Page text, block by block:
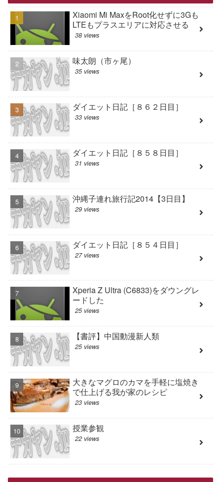
Xiaomi Mi MaxをRoot化せずに3Gも
LTEもプラスエリアに対応させる
38 views
味太朗（市ヶ尾）
35 views
ダイエット日記［８６２日目］
33 views
ダイエット日記［８５８日目］
31 views
沖縄子連れ旅行記2014【3日目】
29 views
ダイエット日記［８５４日目］
27 views
Xperia Z Ultra (C6833)をダウングレ
ードした
25 views
【書評】中国動漫新人類
25 views
大きなマグロのカマを手軽に塩焼き
で仕上げる我が家のレシピ
23 views
授業参観
22 views